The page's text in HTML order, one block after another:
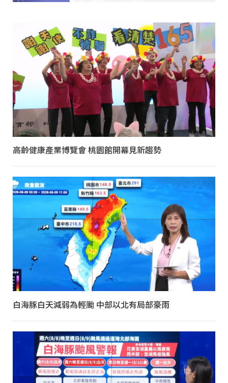
高齡健康產業博覽會 桃園館開幕見新趨勢
白海豚白天減弱為輕颱 中部以北有局部豪雨